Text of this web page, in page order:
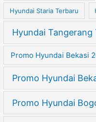
Hyundai Staria Terbaru
Hyundai Tangerang
Promo Hyundai Bekasi
Promo Hyundai
Promo Hyundai